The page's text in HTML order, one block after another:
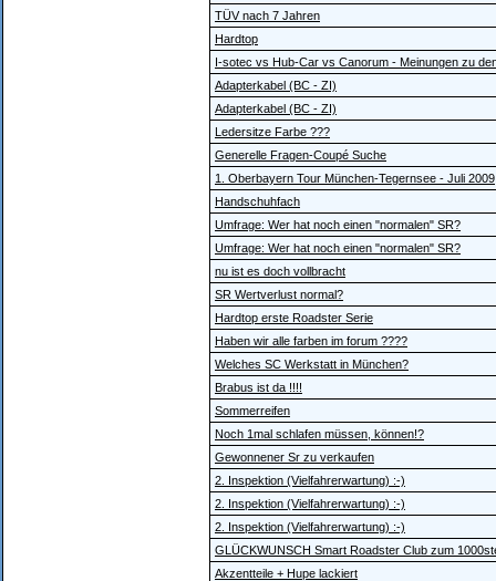
TÜV nach 7 Jahren
Hardtop
I-sotec vs Hub-Car vs Canorum - Meinungen zu
Adapterkabel (BC - ZI)
Adapterkabel (BC - ZI)
Ledersitze Farbe ???
Generelle Fragen-Coupé Suche
1. Oberbayern Tour München-Tegernsee - Juli 2009
Handschuhfach
Umfrage: Wer hat noch einen "normalen" SR?
Umfrage: Wer hat noch einen "normalen" SR?
nu ist es doch vollbracht
SR Wertverlust normal?
Hardtop erste Roadster Serie
Haben wir alle farben im forum ????
Welches SC Werkstatt in München?
Brabus ist da !!!!
Sommerreifen
Noch 1mal schlafen müssen, können!?
Gewonnener Sr zu verkaufen
2. Inspektion (Vielfahrerwartung) :-)
2. Inspektion (Vielfahrerwartung) :-)
2. Inspektion (Vielfahrerwartung) :-)
GLÜCKWUNSCH Smart Roadster Club zum
Akzentteile + Hupe lackiert